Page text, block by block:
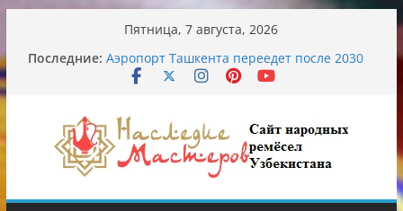
содержимому
Пятница, 7 августа, 2026
Последние: Аэропорт Ташкента переедет после 2030
года
Обрушение на одном из ключевых
перекрёстков Ташкента: перекрыт
путепровод на Буюк Ипак Йули
Узбекские традиционные узоры:
символика и происхождение